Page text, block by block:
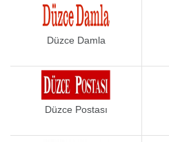
Düzce Damla
Düzce Postası